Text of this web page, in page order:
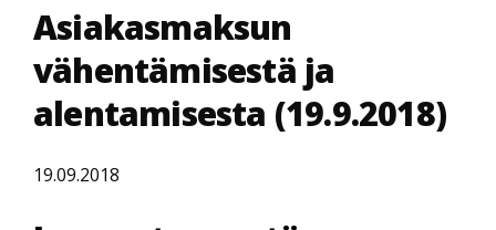
Asiakasmaksun
vähentämisestä ja
alentamisesta (19.9.2018)
19.09.2018